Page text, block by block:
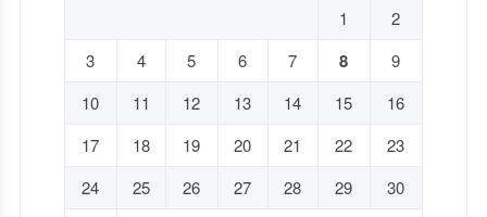
1
2
3
4 5 6 7 8
9
10
11 12 13 14 15
16
17
18 19 20 21 22
23
24
25 26 27 28 29
30